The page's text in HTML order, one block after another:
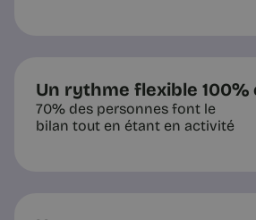
Un rythme flexible 100%
70% des personnes font le
bilan tout en étant en activité